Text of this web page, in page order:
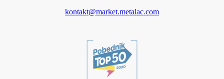
kontakt@market.metalac.com